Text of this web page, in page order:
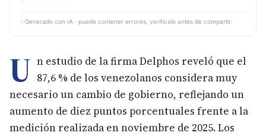
✨ Generado con IA · puede contener errores, verifícalo antes de compartir.
U n estudio de la firma Delphos reveló que el
87,6 % de los venezolanos considera muy
necesario un cambio de gobierno, reflejando un
aumento de diez puntos porcentuales frente a la
medición realizada en noviembre de 2025. Los